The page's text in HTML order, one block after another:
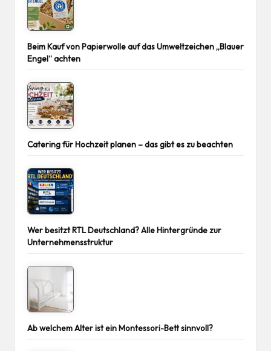
Beim Kauf von Papierwolle auf das Umweltzeichen „Blauer
Engel“ achten
Catering für Hochzeit planen – das gibt es zu beachten
Wer besitzt RTL Deutschland? Alle Hintergründe zur
Unternehmensstruktur
Ab welchem Alter ist ein Montessori-Bett sinnvoll?